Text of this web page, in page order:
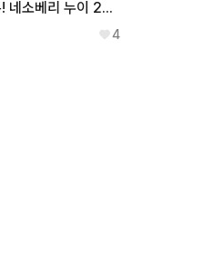
봇치 더 록! 네소베리 누이 2종(일반,공룡)
4